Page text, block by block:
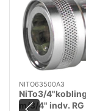
NITO63500A3
NiTo3/
m/3/4" indv. RG